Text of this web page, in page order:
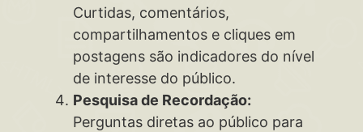
Curtidas, comentários,
compartilhamentos e cliques em
postagens são indicadores do nível
de interesse do público.
Pesquisa de Recordação:
Perguntas diretas ao público para